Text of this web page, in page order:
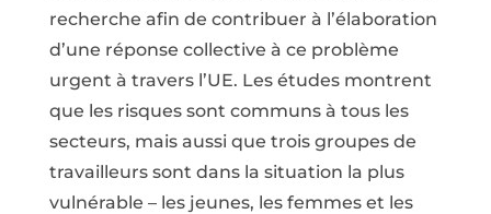
recherche afin de contribuer à l’élaboration
d’une réponse collective à ce problème
urgent à travers l’UE. Les études montrent
que les risques sont communs à tous les
secteurs, mais aussi que trois groupes de
travailleurs sont dans la situation la plus
vulnérable – les jeunes, les femmes et les